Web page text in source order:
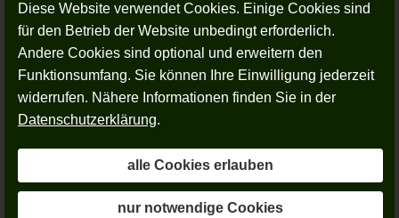
Diese Website verwendet Cookies. Einige Cookies sind
für den Betrieb der Website unbedingt erforderlich.
Andere Cookies sind optional und erweitern den
Funktionsumfang. Sie können Ihre Einwilligung jederzeit
widerrufen. Nähere Informationen finden Sie in der
Datenschutzerklärung.
alle Cookies erlauben
nur notwendige Cookies